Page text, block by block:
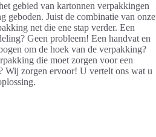
gebied van kartonnen verpakkingen
geboden. Juist de combinatie van onze
net die ene stap verder. Een
Geen probleem! Een handvat en
om de hoek van de verpakking?
die moet zorgen voor een
Wij zorgen ervoor! U vertelt ons wat u